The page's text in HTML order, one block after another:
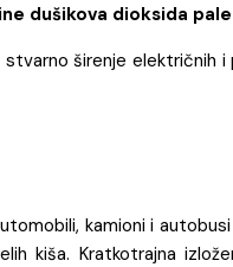
dušikova dioksida pale
širenje električnih
kamioni i
kiša. Kratkotrajna